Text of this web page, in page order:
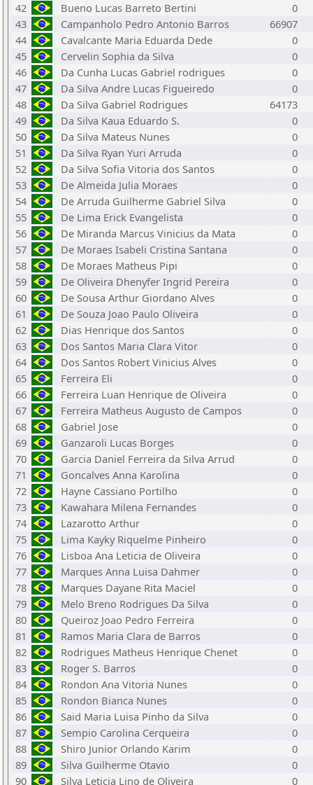
42
Bueno Lucas Barreto Bertini
0
43
Campanholo Pedro Antonio Barros
66907
44
Cavalcante Maria Eduarda Dede
0
45
Cervelin Sophia da Silva
0
46
Da Cunha Lucas Gabriel rodrigues
0
47
Da Silva Andre Lucas Figueiredo
0
48
Da Silva Gabriel Rodrigues
64173
49
Da Silva Kaua Eduardo S.
0
50
Da Silva Mateus Nunes
0
51
Da Silva Ryan Yuri Arruda
0
52
Da Silva Sofia Vitoria dos Santos
0
53
De Almeida Julia Moraes
0
54
De Arruda Guilherme Gabriel Silva
0
55
De Lima Erick Evangelista
0
56
De Miranda Marcus Vinicius da Mata
0
57
De Moraes Isabeli Cristina Santana
0
58
De Moraes Matheus Pipi
0
59
De Oliveira Dhenyfer Ingrid Pereira
0
60
De Sousa Arthur Giordano Alves
0
61
De Souza Joao Paulo Oliveira
0
62
Dias Henrique dos Santos
0
63
Dos Santos Maria Clara Vitor
0
64
Dos Santos Robert Vinicius Alves
0
65
Ferreira Eli
0
66
Ferreira Luan Henrique de Oliveira
0
67
Ferreira Matheus Augusto de Campos
0
68
Gabriel Jose
0
69
Ganzaroli Lucas Borges
0
70
Garcia Daniel Ferreira da Silva Arrud
0
71
Goncalves Anna Karolina
0
72
Hayne Cassiano Portilho
0
73
Kawahara Milena Fernandes
0
74
Lazarotto Arthur
0
75
Lima Kayky Riquelme Pinheiro
0
76
Lisboa Ana Leticia de Oliveira
0
77
Marques Anna Luisa Dahmer
0
78
Marques Dayane Rita Maciel
0
79
Melo Breno Rodrigues Da Silva
0
80
Queiroz Joao Pedro Ferreira
0
81
Ramos Maria Clara de Barros
0
82
Rodrigues Matheus Henrique Chenet
0
83
Roger S. Barros
0
84
Rondon Ana Vitoria Nunes
0
85
Rondon Bianca Nunes
0
86
Said Maria Luisa Pinho da Silva
0
87
Sempio Carolina Cerqueira
0
88
Shiro Junior Orlando Karim
0
89
Silva Guilherme Otavio
0
90
Silva Leticia Lino de Oliveira 0